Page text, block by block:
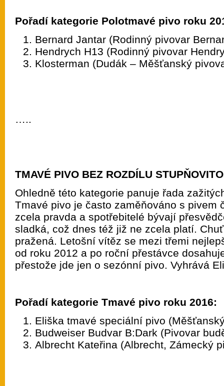
Pořadí kategorie Polotmavé pivo roku
Bernard Jantar (Rodinný pivovar
Hendrych H13 (Rodinný pivovar
Klosterman (Dudák – Měšťanský
…..
TMAVÉ PIVO BEZ ROZDÍLU
Ohledně této kategorie panuje řada
Tmavé pivo je často zaměňováno s pivem
zcela pravda a spotřebitelé bývají
sladká, což dnes též již ne zcela platí.
pražená. Letošní vítěz se mezi třemi
od roku 2012 a po roční přestávce
přestože jde jen o sezónní pivo. Vyhrává
Pořadí kategorie Tmavé pivo roku 2016:
Eliška tmavé speciální pivo
Budweiser Budvar B:Dark (Pivovar
Albrecht Kateřina (Albrecht, Zámecký